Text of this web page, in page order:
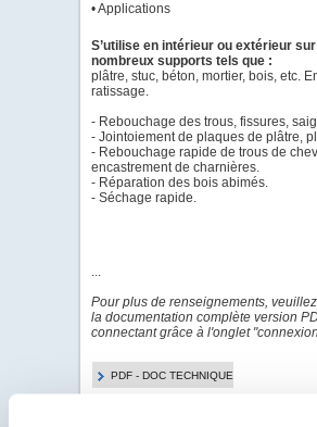
PDF - DOC TECHNIQUE
• Applications
S’utilise en intérieur ou extérieur
nombreux supports tels que :
plâtre, stuc, béton, mortier, bois, etc.
ratissage.
- Rebouchage des trous, fissures,
- Jointoiement de plaques de plâtre,
- Rebouchage rapide de trous de
encastrement de charnières.
- Réparation des bois abimés.
- Séchage rapide.
...
Pour plus de renseignements,
la documentation complète version
connectant grâce à l'onglet